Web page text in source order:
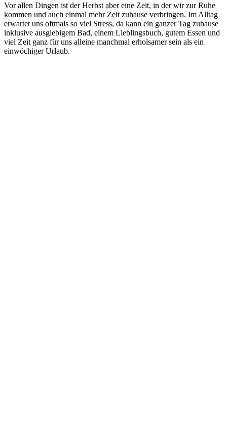
Vor allen Dingen ist der Herbst aber eine Zeit, in der wir zur Ruhe
kommen und auch einmal mehr Zeit zuhause verbringen. Im Alltag
erwartet uns oftmals so viel Stress, da kann ein ganzer Tag zuhause
inklusive ausgiebigem Bad, einem Lieblingsbuch, gutem Essen und
viel Zeit ganz für uns alleine manchmal erholsamer sein als ein
einwöchiger Urlaub.